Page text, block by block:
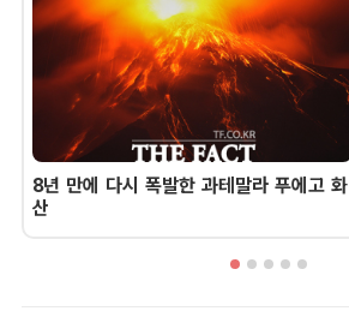
8년 만에 다시 폭발한 과테말라 푸에고 화
산